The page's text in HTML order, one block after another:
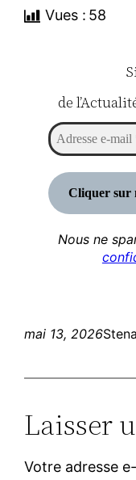
Vues : 58
de
Nous ne
mai 13, 2026
Laisser
Votre adresse